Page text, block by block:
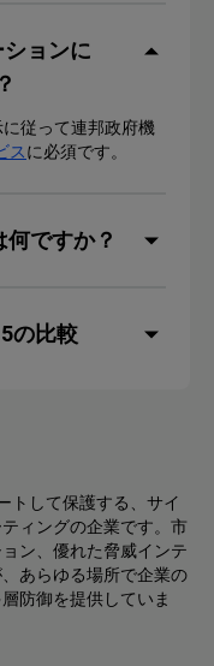
ョンに
従って連邦政府機
スに必須です。
何ですか？
の比較
トして保護する、サイ
ィングの企業です。市
ン、優れた脅威インテ
あらゆる場所で企業の
防御を提供していま